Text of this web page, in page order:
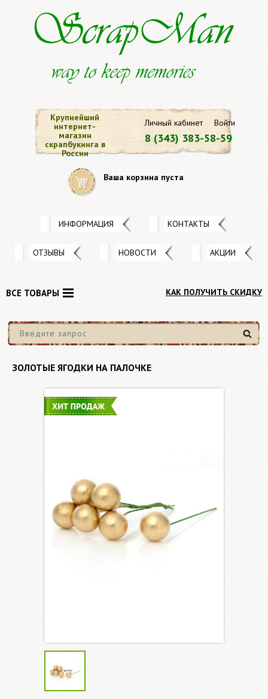
Личный кабинет Войти
8 (343) 383-58-59
Крупнейший
интернет-
магазин
скрапбукинга в
России
Ваша корзина пуста
ИНФОРМАЦИЯ КОНТАКТЫ
ОТЗЫВЫ НОВОСТИ АКЦИИ
КАК ПОЛУЧИТЬ СКИДКУ
Найти
ВСЕ ТОВАРЫ
ЗОЛОТЫЕ ЯГОДКИ НА ПАЛОЧКЕ